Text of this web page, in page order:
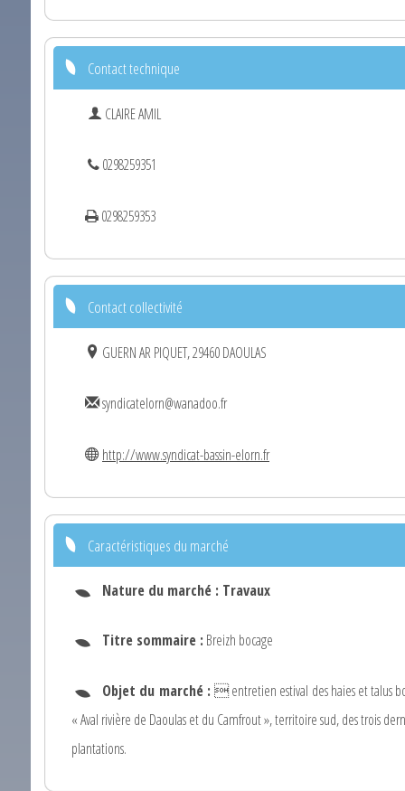
Contact technique
CLAIRE AMIL
0298259351
0298259353
Contact collectivité
GUERN AR PIQUET, 29460 DAOULAS
syndicatelorn@wanadoo.fr
http://www.syndicat-bassin-elorn.fr
Caractéristiques du marché
Nature du marché : Travaux
Titre sommaire : Breizh bocage
Objet du marché : entretien estival des haies et talus
« Aval rivière de Daoulas et du Camfrout », territoire sud, des trois
plantations.